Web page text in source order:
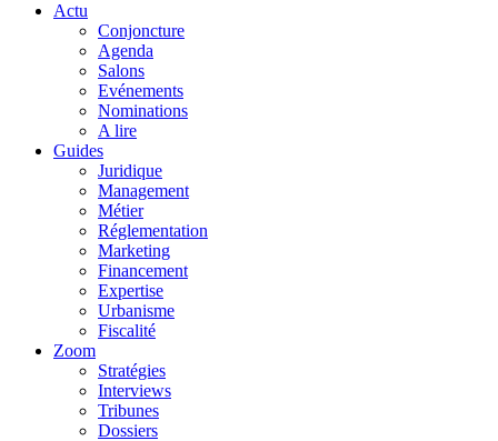
Actu
Conjoncture
Agenda
Salons
Evénements
Nominations
A lire
Guides
Juridique
Management
Métier
Réglementation
Marketing
Financement
Expertise
Urbanisme
Fiscalité
Zoom
Stratégies
Interviews
Tribunes
Dossiers